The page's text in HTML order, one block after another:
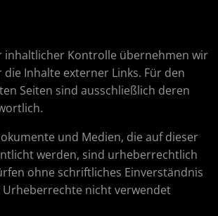
inhaltlicher Kontrolle übernehmen wir
Inhalte externer Links. Für den
Seiten sind ausschließlich deren
und Medien, die auf dieser
werden, sind urheberrechtlich
ohne schriftliches Einverständnis
Urheberrechte nicht verwendet